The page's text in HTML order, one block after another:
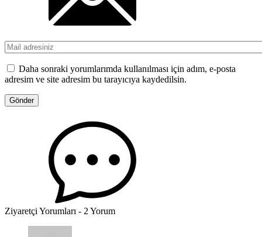
Daha sonraki yorumlarımda kullanılması için adım, e-posta
adresim ve site adresim bu tarayıcıya kaydedilsin.
Ziyaretçi Yorumları - 2 Yorum